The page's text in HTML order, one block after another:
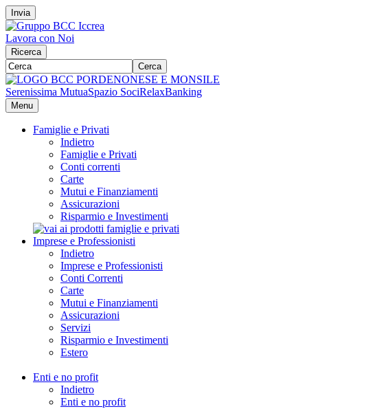
Invia
Lavora con Noi
Ricerca
Cerca
Serenissima MutuaSpazio SociRelaxBanking
Menu
Famiglie e Privati
Indietro
Famiglie e Privati
Conti correnti
Carte
Mutui e Finanziamenti
Assicurazioni
Risparmio e Investimenti
Imprese e Professionisti
Indietro
Imprese e Professionisti
Conti Correnti
Carte
Mutui e Finanziamenti
Assicurazioni
Servizi
Risparmio e Investimenti
Estero
Enti e no profit
Indietro
Enti e no profit